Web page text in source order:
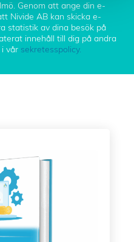
Genom att ange din e-
Nivide AB kan skicka e-
statistik av dina besök på
innehåll till dig på andra
vår sekretesspolicy.